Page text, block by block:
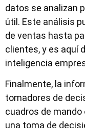
datos se analizan
útil. Este análisis
de ventas hasta
clientes, y es aquí
inteligencia
Finalmente, la
tomadores de
cuadros de
una toma de